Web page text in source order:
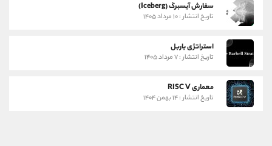
سفارش آیسبرگ (Iceberg)
تاریخ انتشار : ۱۰ مرداد ۱۴۰۵
استراتژی باربل
تاریخ انتشار : ۷ مرداد ۱۴۰۵
معماری RISC V
تاریخ انتشار : ۱۴ بهمن ۱۴۰۴